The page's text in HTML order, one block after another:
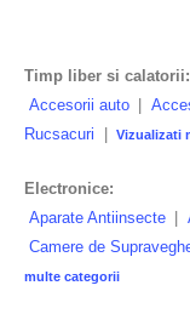
Timp liber si calatorii:
Accesorii auto
Rucsacuri
Vizualizati
Electronice:
Aparate Antiinsecte
Camere de
multe categorii